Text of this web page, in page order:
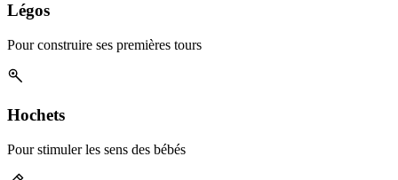
Légos
Pour construire ses premières tours
Hochets
Pour stimuler les sens des bébés